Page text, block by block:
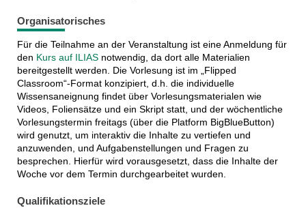
Organisatorisches
Für die Teilnahme an der Veranstaltung ist eine Anmeldung für
den Kurs auf ILIASnotwendig, da dort alle Materialien
bereitgestellt werden. Die Vorlesung ist im „Flipped
Classroom“-Format konzipiert, d.h. die individuelle
Wissensaneignung findet über Vorlesungsmaterialen wie
Videos, Foliensätze und ein Skript statt, und der wöchentliche
Vorlesungstermin freitags (über die Platform BigBlueButton)
wird genutzt, um interaktiv die Inhalte zu vertiefen und
anzuwenden, und Aufgabenstellungen und Fragen zu
besprechen. Hierfür wird vorausgesetzt, dass die Inhalte der
Woche vor dem Termin durchgearbeitet wurden.
Qualifikationsziele